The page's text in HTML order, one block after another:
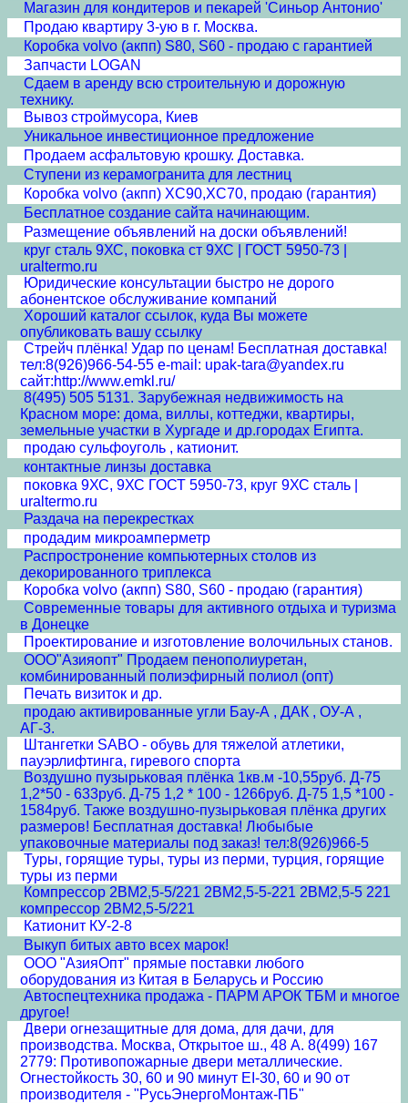
Магазин для кондитеров и пекарей 'Синьор Антонио'
Продаю квартиру 3-ую в г. Москва.
Коробка volvo (акпп) S80, S60 - продаю с гарантией
Запчасти LOGAN
Сдаем в аренду всю строительную и дорожную
технику.
Вывоз строймусора, Киев
Уникальное инвестиционное предложение
Продаем асфальтовую крошку. Доставка.
Ступени из керамогранита для лестниц
Коробка volvo (акпп) XC90,XC70, продаю (гарантия)
Бесплатное создание сайта начинающим.
Размещение объявлений на доски объявлений!
круг сталь 9ХС, поковка ст 9ХС | ГОСТ 5950-73 |
uraltermo.ru
Юридические консультации быстро не дорого
абонентское обслуживание компаний
Хороший каталог ссылок, куда Вы можете
опубликовать вашу ссылку
Стрейч плёнка! Удар по ценам! Бесплатная доставка!
тел:8(926)966-54-55 e-mail: upak-tara@yandex.ru
сайт:http://www.emkl.ru/
8(495) 505 5131. Зарубежная недвижимость на
Красном море: дома, виллы, коттеджи, квартиры,
земельные участки в Хургаде и др.городах Египта.
продаю сульфоуголь , катионит.
контактные линзы доставка
поковка 9ХС, 9ХС ГОСТ 5950-73, круг 9ХС сталь |
uraltermo.ru
Раздача на перекрестках
продадим микроамперметр
Распростронение компьютерных столов из
декорированного триплекса
Коробка volvo (акпп) S80, S60 - продаю (гарантия)
Современные товары для активного отдыха и туризма
в Донецке
Проектирование и изготовление волочильных станов.
ООО"Азияопт" Продаем пенополиуретан,
комбинированный полиэфирный полиол (опт)
Печать визиток и др.
продаю активированные угли Бау-А , ДАК , ОУ-А ,
АГ-3.
Штангетки SABO - обувь для тяжелой атлетики,
пауэрлифтинга, гиревого спорта
Воздушно пузырьковая плёнка 1кв.м -10,55руб. Д-75
1,2*50 - 633руб. Д-75 1,2 * 100 - 1266руб. Д-75 1,5 *100 -
1584руб. Также воздушно-пузырьковая плёнка других
размеров! Бесплатная доставка! Любыбые
упаковочные материалы под заказ! тел:8(926)966-5
Туры, горящие туры, туры из перми, турция, горящие
туры из перми
Компрессор 2ВМ2,5-5/221 2ВМ2,5-5-221 2ВМ2,5-5 221
компрессор 2ВМ2,5-5/221
Катионит КУ-2-8
Выкуп битых авто всех марок!
ООО "АзияОпт" прямые поставки любого
оборудования из Китая в Беларусь и Россию
Автоспецтехника продажа - ПАРМ АРОК ТБМ и многое
другое!
Двери огнезащитные для дома, для дачи, для
производства. Москва, Открытое ш., 48 А. 8(499) 167
2779: Противопожарные двери металлические.
Огнестойкость 30, 60 и 90 минут EI-30, 60 и 90 от
производителя - "РусьЭнергоМонтаж-ПБ"